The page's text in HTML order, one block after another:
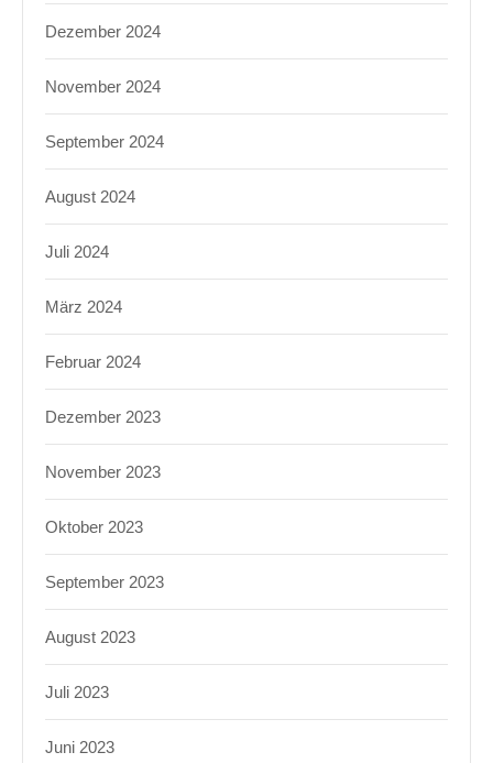
Dezember 2024
November 2024
September 2024
August 2024
Juli 2024
März 2024
Februar 2024
Dezember 2023
November 2023
Oktober 2023
September 2023
August 2023
Juli 2023
Juni 2023